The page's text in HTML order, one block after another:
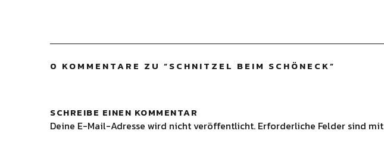
0 KOMMENTARE ZU “SCHNITZEL BEIM SCHÖNECK”
SCHREIBE EINEN KOMMENTAR
Deine E-Mail-Adresse wird nicht veröffentlicht. Erforderliche Felder sind mit